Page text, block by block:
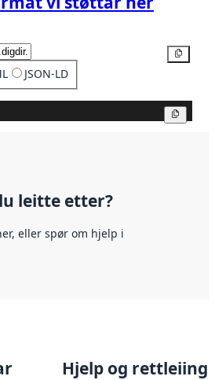
JSON-LD
leitte etter?
eller spør om hjelp i
Hjelp og rettleiing